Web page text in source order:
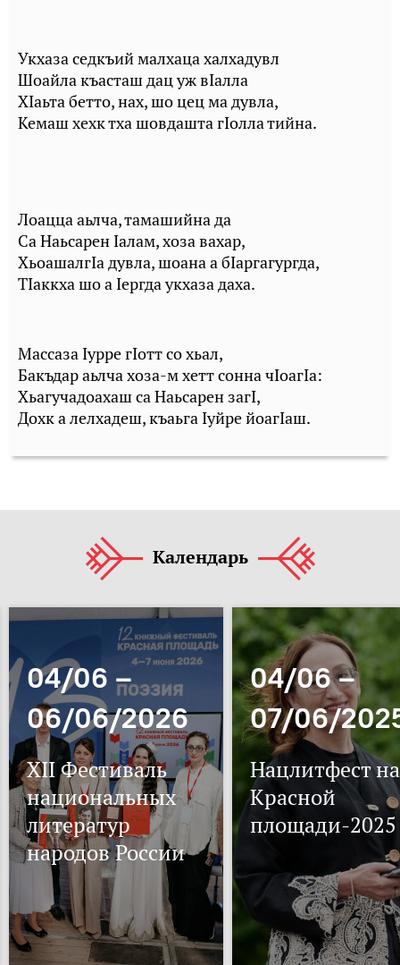
Укхаза седкъий малхаца халхадувл
Шоайла къасташ дац уж вIалла
ХIаьта бетто, нах, шо цец ма дувла,
Кемаш хехк тха шовдашта гIолла тийна.
Лоацца аьлча, тамашийна да
Са Наьсарен Iалам, хоза вахар,
ХьоашалгIа дувла, шоана а бIаргагургда,
ТIаккха шо а Iергда укхаза даха.
Массаза Iурре гIотт со хьал,
Бакъдар аьлча хоза-м хетт сонна чIоагIа:
Хьагучадоахаш са Наьсарен загI,
Дохк а лелхадеш, къаьга Iуйре йоагIаш.
Календарь
04/06 –
06/06/2026
XII Фестиваль
национальных
литератур
народов России
04/06 –
07/06/
Нацлитфест на
Красной
площади-2025